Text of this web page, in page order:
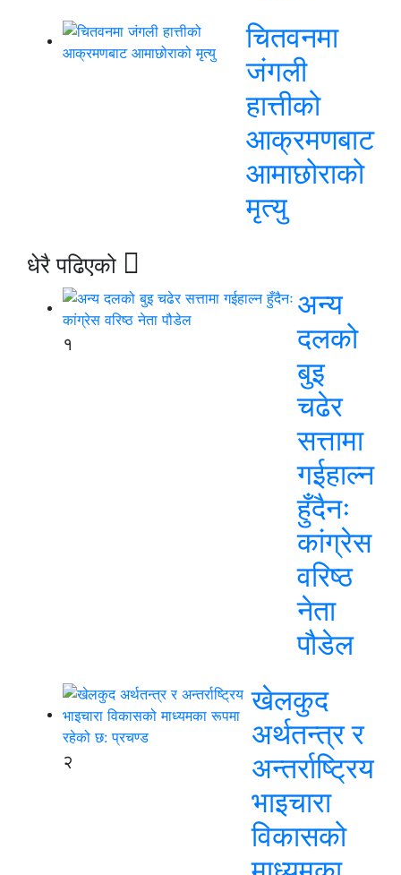
चितवनमा
जंगली
हात्तीको
आक्रमणबाट
आमाछोराको
मृत्यु
धेरै पढिएको
१
अन्य
दलको
बुइ
चढेर
सत्तामा
गईहाल्न
हुँदैनः
कांग्रेस
वरिष्ठ
नेता
पौडेल
२
खेलकुद
अर्थतन्त्र र
अन्तर्राष्ट्रिय
भाइचारा
विकासको